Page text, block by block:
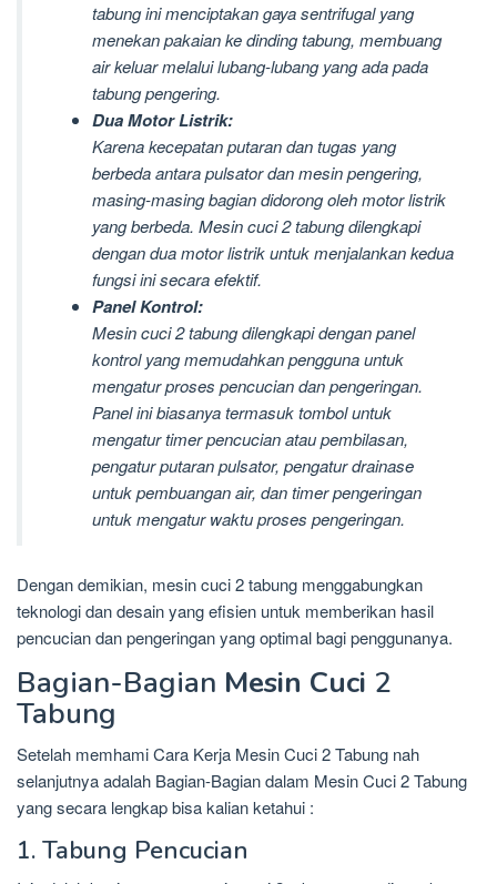
tabung ini menciptakan gaya sentrifugal yang
menekan pakaian ke dinding tabung, membuang
air keluar melalui lubang-lubang yang ada pada
tabung pengering.
Dua Motor Listrik:
Karena kecepatan putaran dan tugas yang
berbeda antara pulsator dan mesin pengering,
masing-masing bagian didorong oleh motor listrik
yang berbeda. Mesin cuci 2 tabung dilengkapi
dengan dua motor listrik untuk menjalankan kedua
fungsi ini secara efektif.
Panel Kontrol:
Mesin cuci 2 tabung dilengkapi dengan panel
kontrol yang memudahkan pengguna untuk
mengatur proses pencucian dan pengeringan.
Panel ini biasanya termasuk tombol untuk
mengatur timer pencucian atau pembilasan,
pengatur putaran pulsator, pengatur drainase
untuk pembuangan air, dan timer pengeringan
untuk mengatur waktu proses pengeringan.
Dengan demikian, mesin cuci 2 tabung menggabungkan
teknologi dan desain yang efisien untuk memberikan hasil
pencucian dan pengeringan yang optimal bagi penggunanya.
Bagian-Bagian Mesin Cuci 2
Tabung
Setelah memhami Cara Kerja Mesin Cuci 2 Tabung nah
selanjutnya adalah Bagian-Bagian dalam Mesin Cuci 2 Tabung
yang secara lengkap bisa kalian ketahui :
1. Tabung Pencucian